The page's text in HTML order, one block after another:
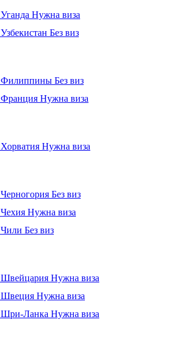
Уганда Нужна виза
Узбекистан Без виз
Филиппины Без виз
Франция Нужна виза
Хорватия Нужна виза
Черногория Без виз
Чехия Нужна виза
Чили Без виз
Швейцария Нужна виза
Швеция Нужна виза
Шри-Ланка Нужна виза